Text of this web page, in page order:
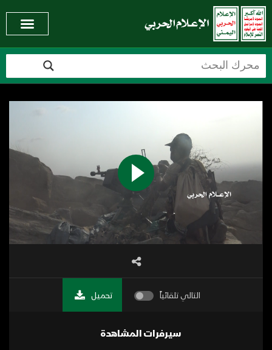
التالي تلقائياً تحميل
سيرفرات المشاهدة